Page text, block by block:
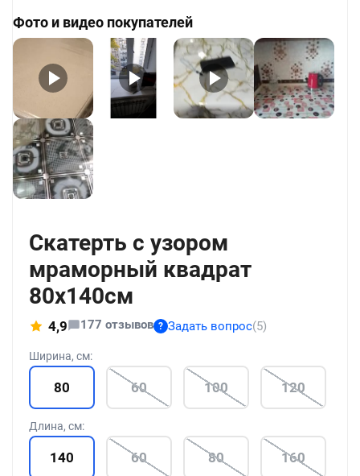
Фото и видео покупателей
Скатерть с узором
мраморный квадрат
80x140см
4,9 177 отзывов ? Задать вопрос(5)
Ширина, см:
80 60 100 120
Длина, см:
140 60 80 160